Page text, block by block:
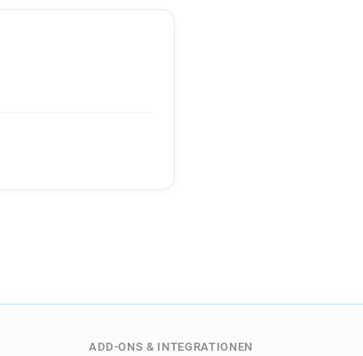
ADD-ONS & INTEGRATIONEN